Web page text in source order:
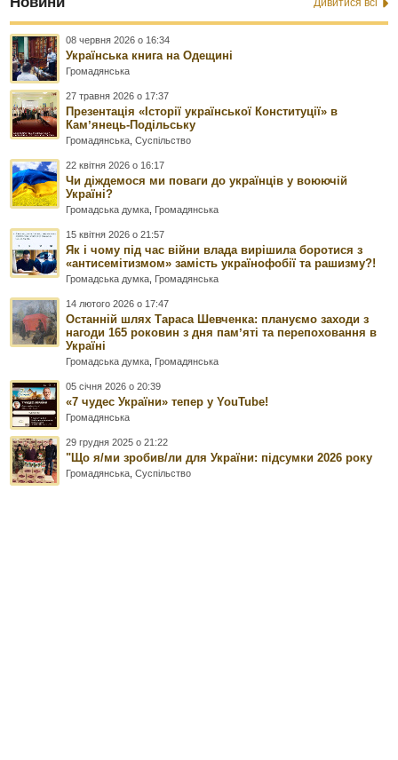
08 червня 2026 о 16:34
Українська книга на Одещині
Громадянська
27 травня 2026 о 17:37
Презентація «Історії української Конституції» в
Камʼянець-Подільську
Громадянська ,Суспільство
22 квітня 2026 о 16:17
Чи діждемося ми поваги до українців у воюючій
Україні?
Громадська думка Громадянська
15 квітня 2026 о 21:57
Як і чому під час війни влада вирішила боротися з
«антисемітизмом» замість українофобії та рашизму?!
Громадська думка Громадянська
14 лютого 2026 о 17:47
Останній шлях Тараса Шевченка: плануємо заходи з
нагоди 165 роковин з дня памʼяті та перепоховання в
Україні
Громадська думка Громадянська
05 січня 2026 о 20:39
«7 чудес України» тепер у YouTube!
Громадянська
29 грудня 2025 о 21:22
"Що я/ми зробив/ли для України: підсумки 2026 року
Громадянська ,Суспільство